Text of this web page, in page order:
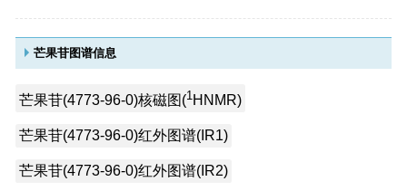
芒果苷图谱信息
芒果苷(4773-96-0)核磁图(1 HNMR)
芒果苷(4773-96-0)红外图谱(IR1)
芒果苷(4773-96-0)红外图谱(IR2)